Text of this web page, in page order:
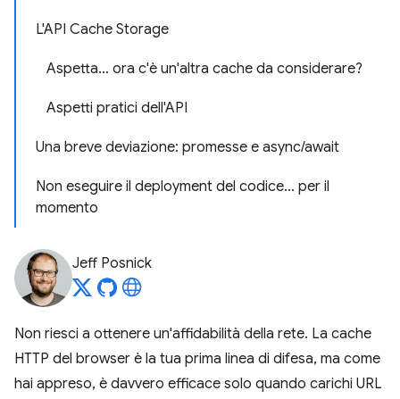
L'API Cache Storage
Aspetta… ora c'è un'altra cache da considerare?
Aspetti pratici dell'API
Una breve deviazione: promesse e async/await
Non eseguire il deployment del codice… per il
momento
Jeff Posnick
Non riesci a ottenere un'affidabilità della rete. La cache
HTTP del browser è la tua prima linea di difesa, ma come
hai appreso, è davvero efficace solo quando carichi URL